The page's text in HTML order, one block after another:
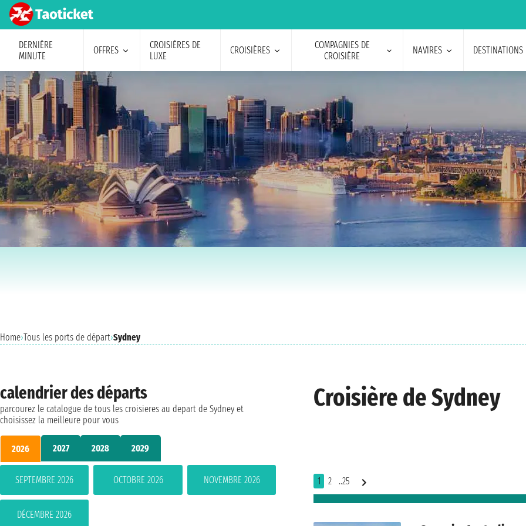
DERNIÈRE
MINUTE
OFFRES
CROISIÈRES DE
LUXE
CROISIÈRES
COMPAGNIES DE
CROISIÈRE
NAVIRES DESTINATIONS
Home›Tous les ports de départ›Sydney
Croisière de Sydney
1 2 ..25
calendrier des départs
parcourez le catalogue de tous les croisieres au depart de Sydney et
choisissez la meilleure pour vous
2026 2027 2028 2029
SEPTEMBRE 2026 OCTOBRE 2026 NOVEMBRE 2026
DÉCEMBRE 2026